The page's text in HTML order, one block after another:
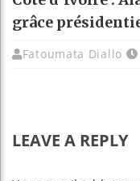
grâce
Fatoumata Diallo
LEAVE A REPLY